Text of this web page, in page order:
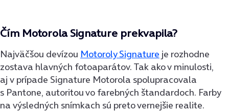
Čím Motorola Signature prekvapila?
Najväčšou devízou Motoroly Signature je rozhodne
zostava hlavných fotoaparátov. Tak ako v minulosti,
aj v prípade Signature Motorola spolupracovala
s Pantone, autoritou vo farebných štandardoch. Farby
na výsledných snímkach sú preto vernejšie realite.